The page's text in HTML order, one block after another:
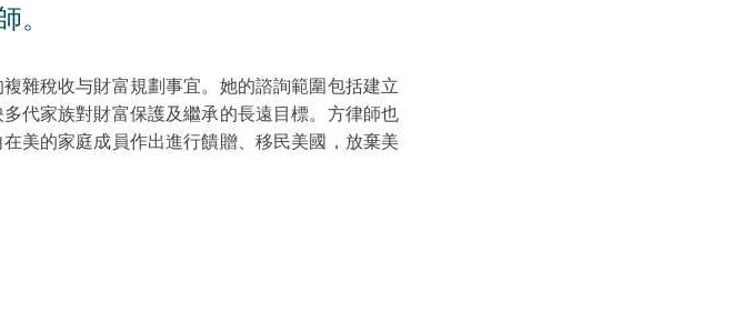
。
雜稅收与財富規劃事宜。她的諮詢範圍包括建立
代家族對財富保護及繼承的長遠目標。方律師也
美的家庭成員作出進行饋贈、移民美國，放棄美